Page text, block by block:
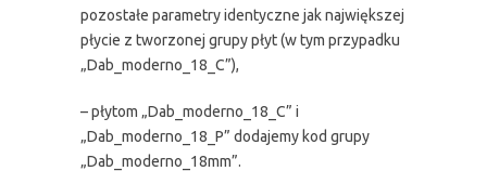
pozostałe parametry identyczne jak największej
płycie z tworzonej grupy płyt (w tym przypadku
„Dab_moderno_18_C”),
– płytom „Dab_moderno_18_C” i
„Dab_moderno_18_P” dodajemy kod grupy
„Dab_moderno_18mm”.